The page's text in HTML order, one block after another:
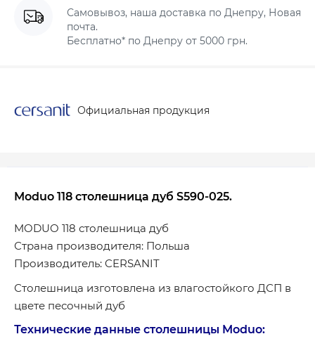
Самовывоз, наша доставка по Днепру, Новая
почта.
Бесплатно* по Днепру от 5000 грн.
Официальная продукция
Moduo 118 столешница дуб S590-025.
MODUO 118 столешница дуб
Страна производителя: Польша
Производитель: CERSANIT
Столешница изготовлена из влагостойкого ДСП в
цвете песочный дуб
Технические данные столешницы Moduo: